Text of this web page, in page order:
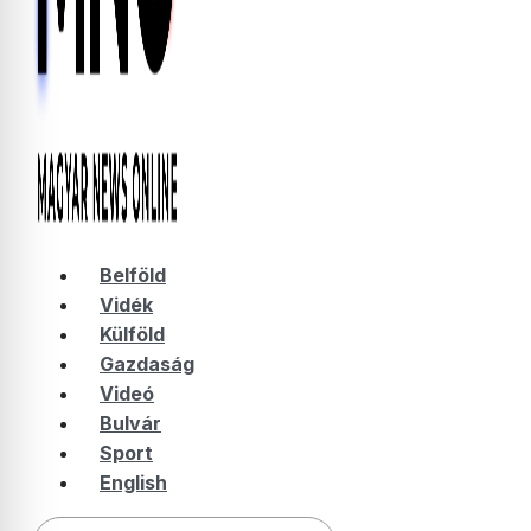
Belföld
Vidék
Külföld
Gazdaság
Videó
Bulvár
Sport
English